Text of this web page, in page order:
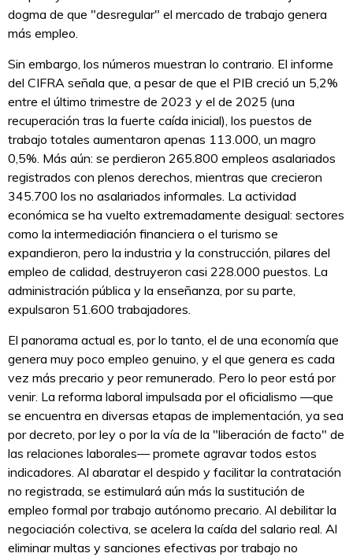
dogma de que "desregular" el mercado de trabajo genera
más empleo.
Sin embargo, los números muestran lo contrario. El informe
del CIFRA señala que, a pesar de que el PIB creció un 5,2%
entre el último trimestre de 2023 y el de 2025 (una
recuperación tras la fuerte caída inicial), los puestos de
trabajo totales aumentaron apenas 113.000, un magro
0,5%. Más aún: se perdieron 265.800 empleos asalariados
registrados con plenos derechos, mientras que crecieron
345.700 los no asalariados informales. La actividad
económica se ha vuelto extremadamente desigual: sectores
como la intermediación financiera o el turismo se
expandieron, pero la industria y la construcción, pilares del
empleo de calidad, destruyeron casi 228.000 puestos. La
administración pública y la enseñanza, por su parte,
expulsaron 51.600 trabajadores.
El panorama actual es, por lo tanto, el de una economía que
genera muy poco empleo genuino, y el que genera es cada
vez más precario y peor remunerado. Pero lo peor está por
venir. La reforma laboral impulsada por el oficialismo —que
se encuentra en diversas etapas de implementación, ya sea
por decreto, por ley o por la vía de la "liberación de facto" de
las relaciones laborales— promete agravar todos estos
indicadores. Al abaratar el despido y facilitar la contratación
no registrada, se estimulará aún más la sustitución de
empleo formal por trabajo autónomo precario. Al debilitar la
negociación colectiva, se acelera la caída del salario real. Al
eliminar multas y sanciones efectivas por trabajo no